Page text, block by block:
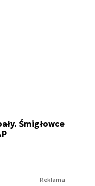
Śmigłowce
Reklama